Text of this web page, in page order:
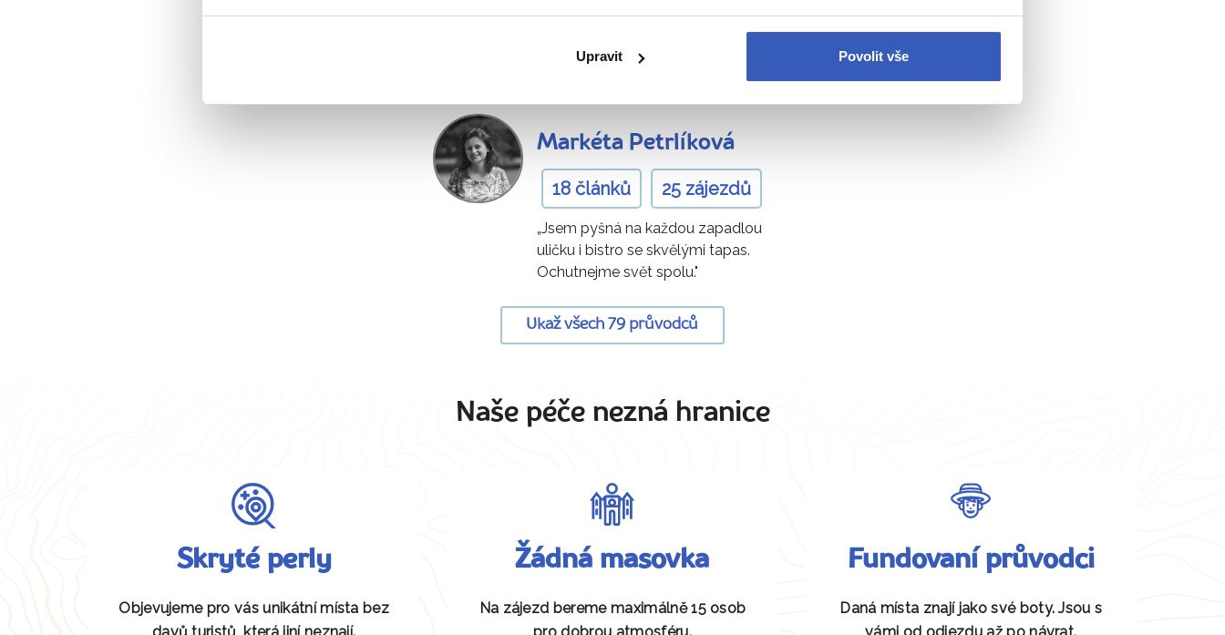
Upravit Povolit vše
Naši průvodci vás zavedou i tam, kde to jiní neznají
Markéta Petrlíková
18 článků 25 zájezdů
„Jsem pyšná na každou zapadlou
uličku i bistro se skvělými tapas.
Ochutnejme svět spolu."
Ukaž všech 79 průvodců
Naše péče nezná hranice
Skryté perly
Objevujeme pro vás unikátní místa bez
Žádná masovka
Na zájezd bereme maximálně 15 osob
Fundovaní průvodci
Daná místa znají jako své boty. Jsou s